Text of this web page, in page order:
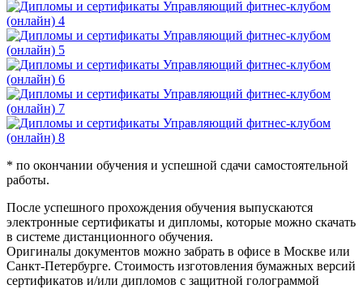
* по окончании обучения и успешной сдачи самостоятельной
работы.
После успешного прохождения обучения выпускаются
электронные сертификаты и дипломы, которые можно скачать
в системе дистанционного обучения.
Оригиналы документов можно забрать в офисе в Москве или
Санкт-Петербурге. Стоимость изготовления бумажных версий
сертификатов и/или дипломов с защитной голограммой